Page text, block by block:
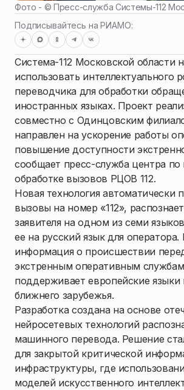
Фото - ©Пресс-служба Системы-112
Подписывайтесь на РИАМО:
Система-112 Московской области
использовать интеллектуального
переводчика для обработки
иностранных языках. Проект
совместно с Одинцовским
направлен на ускорение работы
повышение доступности
сообщает пресс-служба центра
обработке вызовов РЦОВ 112.
Новая технология автоматически
вызовы на номер «112»,
заявителя на одном из семи
ее на русский язык для оператора.
информация о происшествии
экстренным оперативным
поддерживает европейские языки
ближнего зарубежья.
Разработка создана на основе
нейросетевых технологий
машинного перевода. Решение
для закрытой критической
инфраструктуры, где
моделей искусственного